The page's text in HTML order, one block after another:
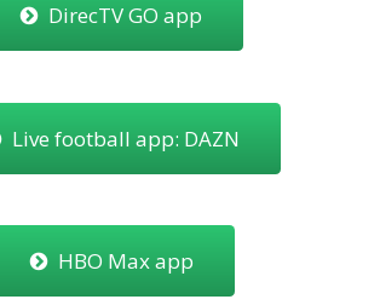
DirecTV GO app
Live football app: DAZN
HBO Max app